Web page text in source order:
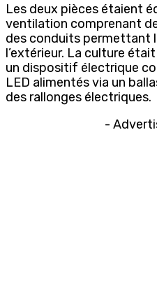
Les deux pièces étaient
ventilation comprenant
des conduits permettant
l’extérieur. La culture
un dispositif électrique
LED alimentés via un
des rallonges électriques.
-